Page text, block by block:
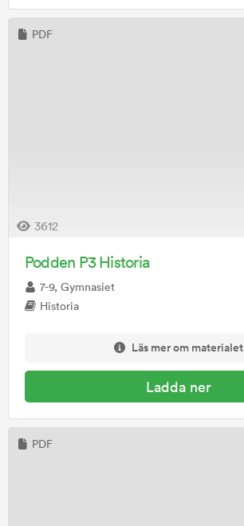
PDF
3612
Podden P3 Historia
7-9, Gymnasiet
Historia
Läs mer om materialet
Ladda ner
PDF